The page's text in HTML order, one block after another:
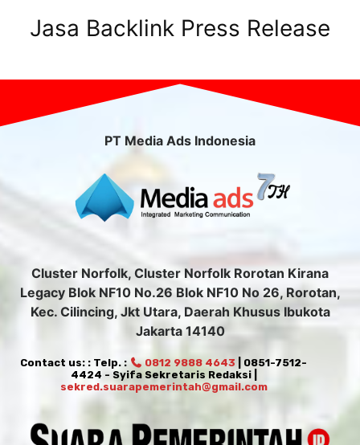
Jasa Backlink Press Release
PT Media Ads Indonesia
Cluster Norfolk, Cluster Norfolk Rorotan Kirana
Legacy Blok NF10 No.26 Blok NF10 No 26, Rorotan,
Kec. Cilincing, Jkt Utara, Daerah Khusus Ibukota
Jakarta 14140
Contact us: : Telp. : 0812 9888 4643 | 0851-7512-
4424 - Syifa Sekretaris Redaksi |
sekred.suarapemerintah@gmail.com